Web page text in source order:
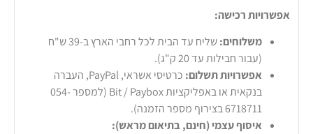
אפשרויות רכישה:
משלוחים:
שליח עד הבית לכל רחבי הארץ ב-39 ש"ח
(עבור חבילות עד 20 ק"ג).
אפשרויות תשלום:
כרטיסי אשראי, PayPal, העברה
בנקאית או באפליקציות Bit / Paybox (למספר 054-
6718711 בצירוף מספר הזמנה).
איסוף עצמי (חינם, בתיאום מראש):